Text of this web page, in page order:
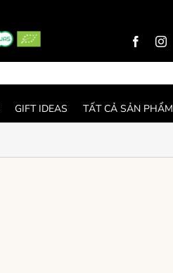
GIFT IDEAS TẤT CẢ SẢN PHẨM